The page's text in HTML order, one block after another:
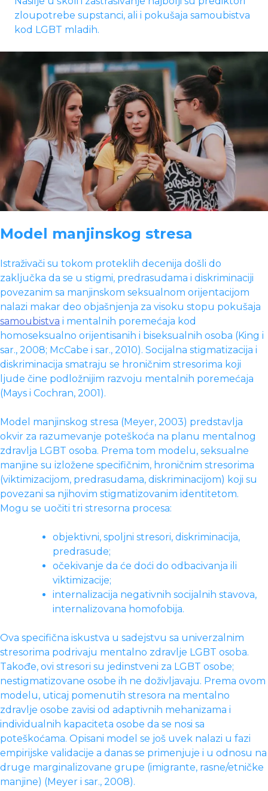
zloupotrebe supstanci, ali i pokušaja samoubistva
kod LGBT mladih.
Model manjinskog stresa
Istraživači su tokom proteklih decenija došli do
zaključka da se u stigmi, predrasudama i diskriminaciji
povezanim sa manjinskom seksualnom orijentacijom
nalazi makar deo objašnjenja za visoku stopu pokušaja
samoubistva i mentalnih poremećaja kod
homoseksualno orijentisanih i biseksualnih osoba (King i
sar., 2008; McCabe i sar., 2010). Socijalna stigmatizacija i
diskriminacija smatraju se hroničnim stresorima koji
ljude čine podložnijim razvoju mentalnih poremećaja
(Mays i Cochran, 2001).
Model manjinskog stresa (Meyer, 2003) predstavlja
okvir za razumevanje poteškoća na planu mentalnog
zdravlja LGBT osoba. Prema tom modelu, seksualne
manjine su izložene specifičnim, hroničnim stresorima
(viktimizacijom, predrasudama, diskriminacijom) koji su
povezani sa njihovim stigmatizovanim identitetom.
Mogu se uočiti tri stresorna procesa:
objektivni, spoljni stresori, diskriminacija,
predrasude;
očekivanje da će doći do odbacivanja ili
viktimizacije;
internalizacija negativnih socijalnih stavova,
internalizovana homofobija.
Ova specifična iskustva u sadejstvu sa univerzalnim
stresorima podrivaju mentalno zdravlje LGBT osoba.
Takođe, ovi stresori su jedinstveni za LGBT osobe;
nestigmatizovane osobe ih ne doživljavaju. Prema ovom
modelu, uticaj pomenutih stresora na mentalno
zdravlje osobe zavisi od adaptivnih mehanizama i
individualnih kapaciteta osobe da se nosi sa
poteškoćama. Opisani model se još uvek nalazi u fazi
empirijske validacije a danas se primenjuje i u odnosu na
druge marginalizovane grupe (imigrante, rasne/etničke
manjine) (Meyer i sar., 2008).